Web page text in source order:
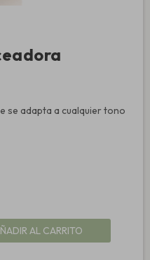
se adapta a cualquier tono
AL CARRITO